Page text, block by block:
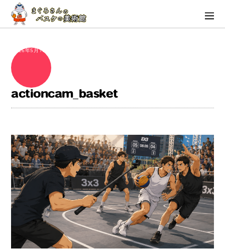
2026年5月10日
actioncam_basket